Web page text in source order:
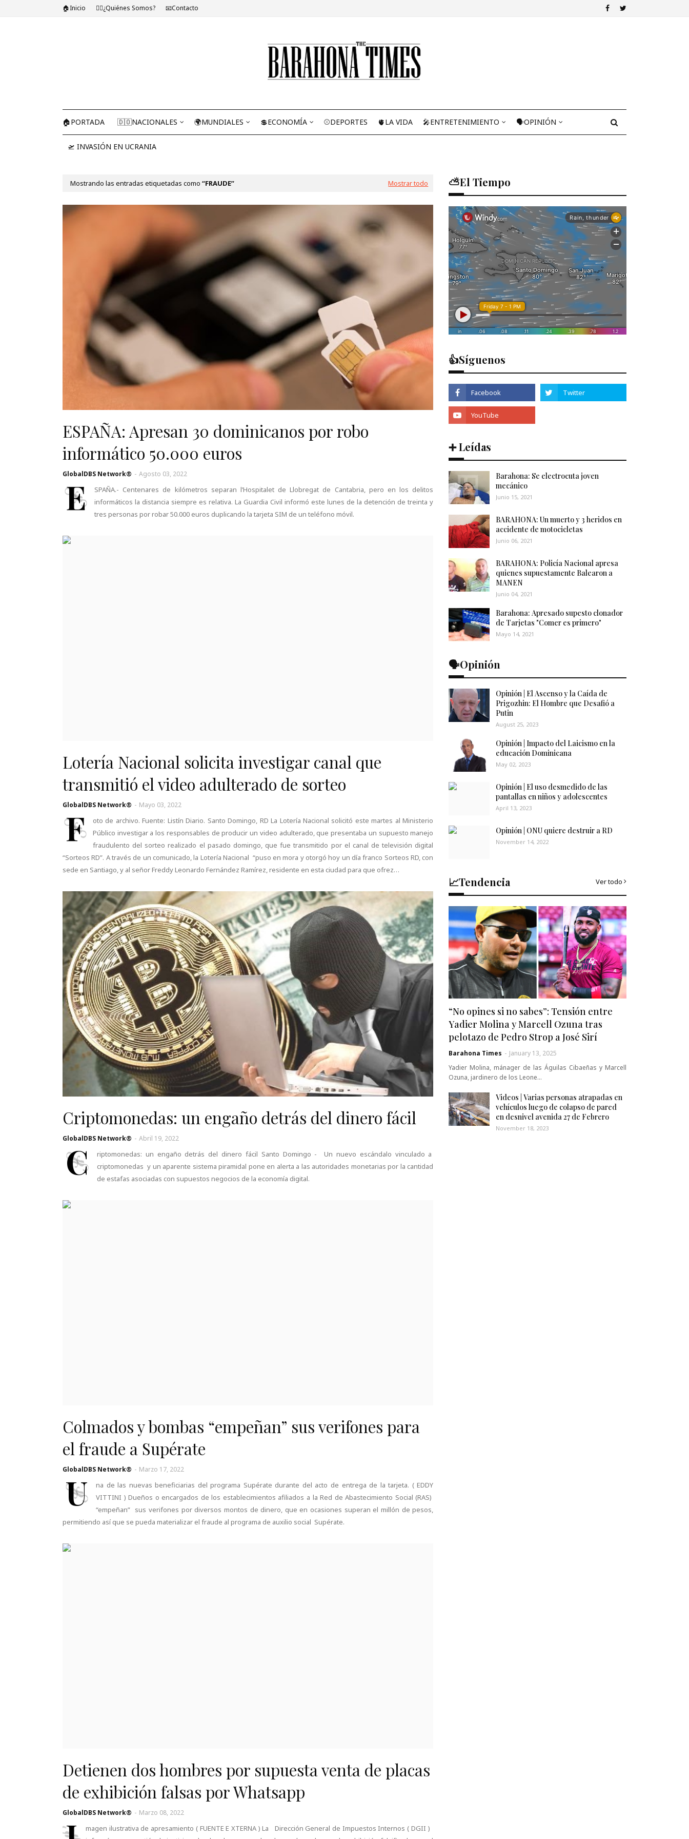
🏠Inicio 🤷‍♂️¿Quiénes Somos? 📧Contacto
🏠PORTADA 🇩🇴NACIONALES 🌍MUNDIALES 💲ECONOMÍA ⚾DEPORTES 🫀LA VIDA 🎤ENTRETENIMIENTO 🗣OPINIÓN
🛫 INVASIÓN EN UCRANIA
Mostrando las entradas etiquetadas como FRAUDE Mostrar todo
ESPAÑA: Apresan 30 dominicanos por robo
informático 50.000 euros
GlobalDBS Network® - Agosto 03, 2022
E
SPAÑA.- Centenares de kilómetros separan l’Hospitalet de Llobregat de Cantabria, pero en los delitos
informáticos la distancia siempre es relativa. La Guardia Civil informó este lunes de la detención de treinta y
tres personas por robar 50.000 euros duplicando la tarjeta SIM de un teléfono móvil.
Lotería Nacional solicita investigar canal que
transmitió el video adulterado de sorteo
GlobalDBS Network® - Mayo 03, 2022
F
oto de archivo. Fuente: Listín Diario. Santo Domingo, RD La Lotería Nacional solicitó este martes al Ministerio
Público investigar a los responsables de producir un video adulterado, que presentaba un supuesto manejo
fraudulento del sorteo realizado el pasado domingo, que fue transmitido por el canal de televisión digital
“Sorteos RD”. A través de un comunicado, la Lotería Nacional “puso en mora y otorgó hoy un día franco Sorteos RD, con
sede en Santiago, y al señor Freddy Leonardo Fernández Ramírez, residente en esta ciudad para que ofrez…
Criptomonedas: un engaño detrás del dinero fácil
GlobalDBS Network® - Abril 19, 2022
C
riptomonedas: un engaño detrás del dinero fácil Santo Domingo - Un nuevo escándalo vinculado a
criptomonedas y un aparente sistema piramidal pone en alerta a las autoridades monetarias por la cantidad
de estafas asociadas con supuestos negocios de la economía digital.
Colmados y bombas “empeñan” sus verifones para
el fraude a Supérate
GlobalDBS Network® - Marzo 17, 2022
U
na de las nuevas beneficiarias del programa Supérate durante del acto de entrega de la tarjeta. ( EDDY
VITTINI ) Dueños o encargados de los establecimientos afiliados a la Red de Abastecimiento Social (RAS)
“empeñan” sus verifones por diversos montos de dinero, que en ocasiones superan el millón de pesos,
permitiendo así que se pueda materializar el fraude al programa de auxilio social Supérate.
Detienen dos hombres por supuesta venta de placas
de exhibición falsas por Whatsapp
GlobalDBS Network® - Marzo 08, 2022
magen ilustrativa de apresamiento ( FUENTE E XTERNA ) La Dirección General de Impuestos Internos ( DGII )
⛅El Tiempo
👍Síguenos
➕ Leídas
Barahona: Se electrocuta joven
mecánico
Junio 15, 2021
BARAHONA: Un muerto y 3 heridos en
accidente de motocicletas
Junio 06, 2021
BARAHONA: Policía Nacional apresa
quienes supuestamente Balearon a
MANEN
Junio 04, 2021
Barahona: Apresado supesto clonador
de Tarjetas "Comer es primero"
Mayo 14, 2021
🗣️Opinión
Opinión | El Ascenso y la Caída de
Prigozhin: El Hombre que Desafió a
Putin
August 25, 2023
Opinión | Impacto del Laicismo en la
educación Dominicana
May 02, 2023
Opinión | El uso desmedido de las
pantallas en niños y adolescentes
April 13, 2023
Opinión | ONU quiere destruir a RD
November 14, 2022
📈Tendencia Ver todo
“No opines si no sabes”: Tensión entre
Yadier Molina y Marcell Ozuna tras
pelotazo de Pedro Strop a José Sirí
Barahona Times - January 13, 2025
Yadier Molina, mánager de las Águilas Cibaeñas y Marcell
Ozuna, jardinero de los Leone…
Videos | Varias personas atrapadas en
vehículos luego de colapso de pared
en desnivel avenida 27 de Febrero
November 18, 2023